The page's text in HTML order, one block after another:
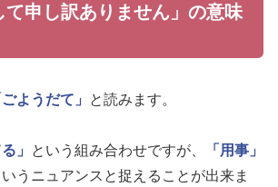
て申し訳ありません」の意味
ごようだて」 と読みます。
」 という組み合わせですが、
「用事」
いうニュアンスと捉えることが出来ま